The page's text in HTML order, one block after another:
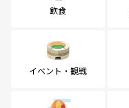
飲食
イベント・観戦